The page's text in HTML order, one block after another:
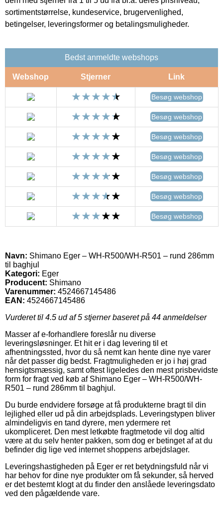
sortimentstørrelse, kundeservice, brugervenlighed,
betingelser, leveringsformer og betalingsmuligheder.
Bedst anmeldte webshops
Webshop Stjerner Link
Besøg webshop
Besøg webshop
Besøg webshop
Besøg webshop
Besøg webshop
Besøg webshop
Besøg webshop
Navn: Shimano Eger – WH-R500/WH-R501 – rund 286mm
til baghjul
Kategori: Eger
Producent: Shimano
Varenummer: 4524667145486
EAN: 4524667145486
Vurderet til 4.5 ud af 5 stjerner baseret på 44 anmeldelser
Masser af e-forhandlere foreslår nu diverse
leveringsløsninger. Et hit er i dag levering til et
afhentningssted, hvor du så nemt kan hente dine nye varer
når det passer dig bedst. Fragtmuligheden er jo i høj grad
hensigtsmæssig, samt oftest ligeledes den mest prisbevidste
form for fragt ved køb af Shimano Eger – WH-R500/WH-
R501 – rund 286mm til baghjul.
Du burde endvidere forsøge at få produkterne bragt til din
lejlighed eller ud på din arbejdsplads. Leveringstypen bliver
almindeligvis en tand dyrere, men ydermere ret
ukompliceret. Den mest letkøbte fragtmetode vil dog altid
være at du selv henter pakken, som dog er betinget af at du
befinder dig lige ved internet shoppens arbejdslager.
Leveringshastigheden på Eger er ret betydningsfuld når vi
har behov for dine nye produkter om få sekunder, så herved
er det bestemt klogt at du finder den anslåede leveringsdato
ved den pågældende vare.